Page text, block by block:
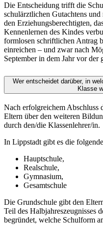
Die Entscheidung trifft die
schulärztlichen Gutachtens
den Erziehungsberechtigten,
Kennenlernen des Kindes
formlosen schriftlichen Antrag
einreichen – und zwar nach
September in dem Jahr vor der
Wer entscheidet darüber, in
Klasse
Nach erfolgreichem Abschluss
Eltern über den weiteren
durch den/die Klassenlehrer/in.
In Lippstadt gibt es die
Hauptschule,
Realschule,
Gymnasium,
Gesamtschule
Die Grundschule gibt den
Teil des Halbjahreszeugnisses
begründet, welche Schulform